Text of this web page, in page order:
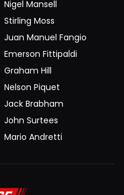
Nigel Mansell
Stirling Moss
Juan Manuel Fangio
Emerson Fittipaldi
Graham Hill
Nelson Piquet
Jack Brabham
John Surtees
Mario Andretti